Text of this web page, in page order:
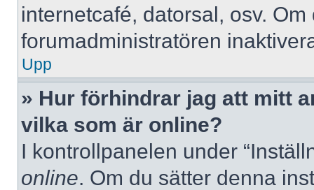
internetcafé, datorsal, osv.
forumadministratören
Upp
» Hur förhindrar jag att mitt
vilka som är online?
I kontrollpanelen under
online. Om du sätter denna